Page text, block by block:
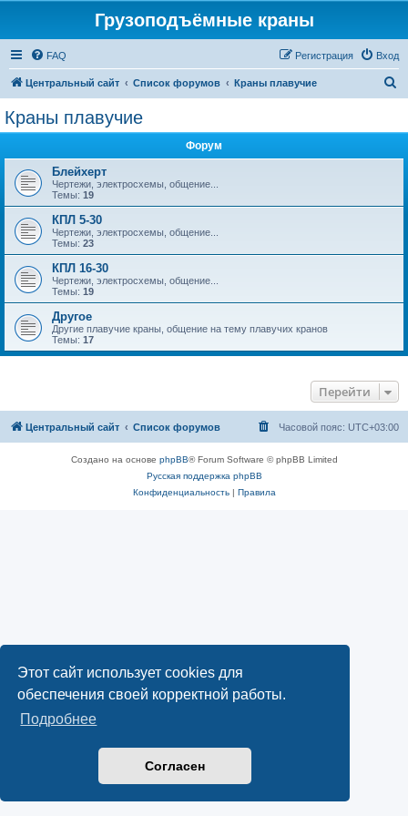
Этот сайт использует cookies для
обеспечения своей корректной работы.
Подробнее
Согласен
Грузоподъёмные краны
FAQ Вход
Регистрация
Центральный сайт Список форумов Краны плавучие
Краны плавучие
Форум
Блейхерт
Чертежи, электросхемы, общение...
Темы: 19
КПЛ 5-30
Чертежи, электросхемы, общение...
Темы: 23
КПЛ 16-30
Чертежи, электросхемы, общение...
Темы: 19
Другое
Другие плавучие краны, общение на тему плавучих кранов
Темы: 17
Перейти
Центральный сайт Список форумов Часовой пояс: UTC+03:00
Создано на основе phpBB® Forum Software © phpBB Limited
Русская поддержка phpBB
Конфиденциальность| Правила